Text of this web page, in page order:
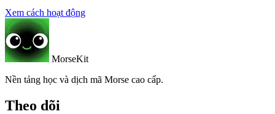
Xem cách hoạt động
MorseKit
Nền tảng học và dịch mã Morse cao cấp.
Theo dõi